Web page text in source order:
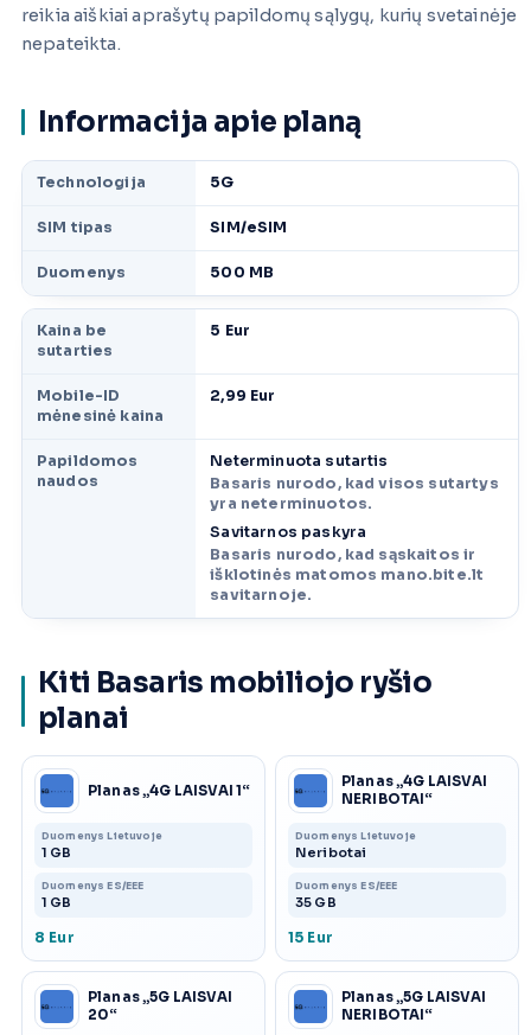
reikia aiškiai aprašytų papildomų sąlygų, kurių svetainėje
nepateikta.
Informacija apie planą
Technologija 5G
SIM tipas SIM/eSIM
Duomenys 500 MB
Kaina be
sutarties
5 Eur
Mobile-ID
mėnesinė kaina
2,99 Eur
Papildomos
naudos
Neterminuota sutartis
Basaris nurodo, kad visos sutartys
yra neterminuotos.
Savitarnos paskyra
Basaris nurodo, kad sąskaitos ir
išklotinės matomos mano.bite.lt
savitarnoje.
Kiti Basaris mobiliojo ryšio
planai
Planas „4G LAISVAI 1“
Duomenys Lietuvoje
1 GB
Duomenys ES/EEE
1 GB
8 Eur
Planas „4G LAISVAI
NERIBOTAI“
Duomenys Lietuvoje
Neribotai
Duomenys ES/EEE
35 GB
15 Eur
Planas „5G LAISVAI
20“
Planas „5G LAISVAI
NERIBOTAI“